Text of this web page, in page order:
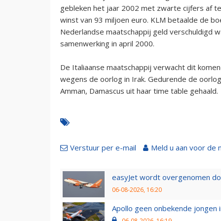
gebleken het jaar 2002 met zwarte cijfers af
winst van 93 miljoen euro. KLM betaalde de
Nederlandse maatschappij geld verschuldigd
samenwerking in april 2000.
De Italiaanse maatschappij verwacht dit
wegens de oorlog in Irak. Gedurende de
Amman, Damascus uit haar time table gehaald.
Verstuur per e-mail Meld u aan voor de
easyJet wordt overgenomen
06-08-2026, 16:20
Apollo geen onbekende jongen